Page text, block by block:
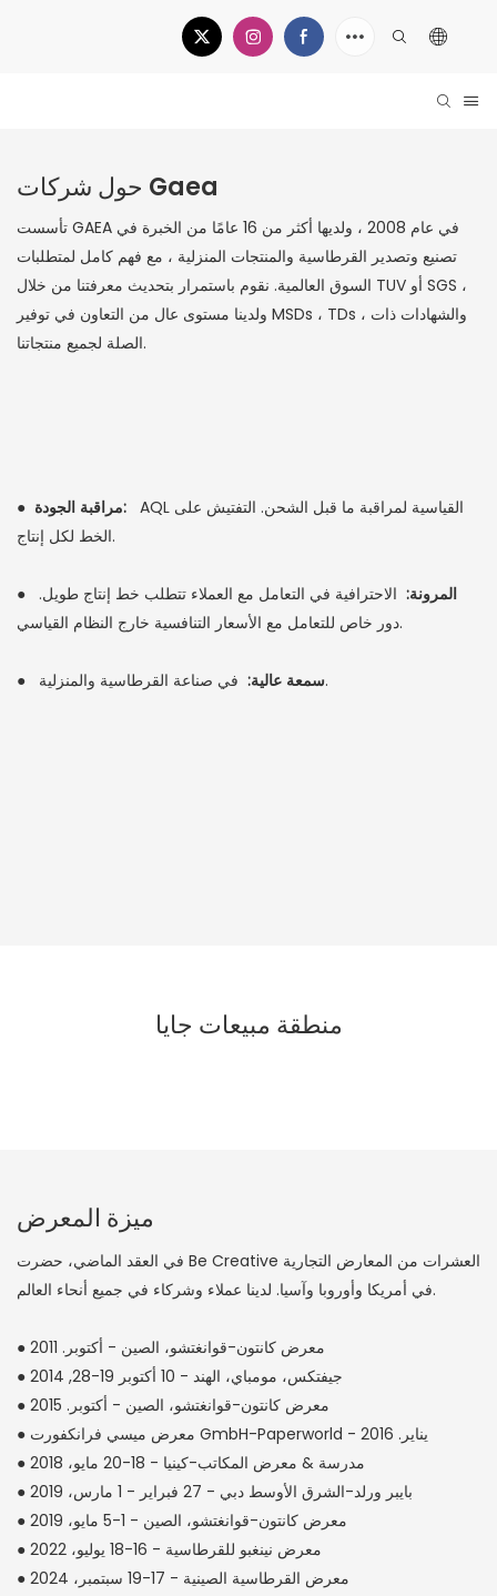
حول شركات Gaea
تأسست GAEA في عام 2008 ، ولديها أكثر من 16 عامًا من الخبرة في
تصنيع وتصدير القرطاسية والمنتجات المنزلية ، مع فهم كامل لمتطلبات
السوق العالمية. نقوم باستمرار بتحديث معرفتنا من خلال TUV أو SGS ،
ولدينا مستوى عال من التعاون في توفير MSDs ، TDs ، والشهادات ذات
الصلة لجميع منتجاتنا.
● مراقبة الجودة: AQL القياسية لمراقبة ما قبل الشحن. التفتيش على
الخط لكل إنتاج.
● المرونة: الاحترافية في التعامل مع العملاء تتطلب خط إنتاج طويل.
دور خاص للتعامل مع الأسعار التنافسية خارج النظام القياسي.
● سمعة عالية:في صناعة القرطاسية والمنزلية.
منطقة مبيعات جايا
ميزة المعرض
في العقد الماضي، حضرت Be Creative العشرات من المعارض التجارية
في أمريكا وأوروبا وآسيا. لدينا عملاء وشركاء في جميع أنحاء العالم.
● معرض كانتون-قوانغتشو، الصين - أكتوبر. 2011
● جيفتكس، مومباي، الهند - 10 أكتوبر 19-28, 2014
● معرض كانتون-قوانغتشو، الصين - أكتوبر. 2015
● معرض ميسي فرانكفورت GmbH-Paperworld - يناير. 2016
● مدرسة & معرض المكاتب-كينيا - 18-20 مايو، 2018
● بايبر ورلد-الشرق الأوسط دبي - 27 فبراير - 1 مارس، 2019
● معرض كانتون-قوانغتشو، الصين - 1-5 مايو، 2019
● معرض نينغبو للقرطاسية - 16-18 يوليو، 2022
● معرض القرطاسية الصينية - 17-19 سبتمبر، 2024